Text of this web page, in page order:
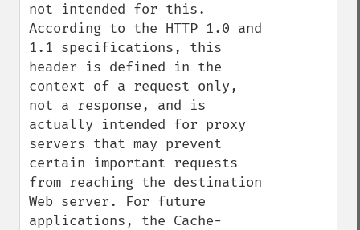
not intended for this.
According to the HTTP 1.0 and
1.1 specifications, this
header is defined in the
context of a request only,
not a response, and is
actually intended for proxy
servers that may prevent
certain important requests
from reaching the destination
Web server. For future
applications, the Cache-